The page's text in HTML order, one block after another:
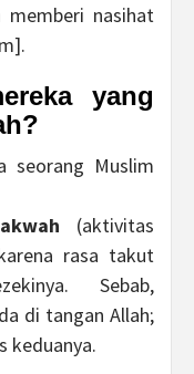
memberi nasihat
yang
seorang Muslim
(aktivitas
rasa takut
Sebab,
di tangan Allah;
keduanya.